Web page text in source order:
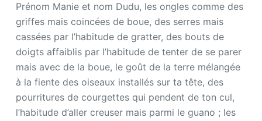
Prénom Manie et nom Dudu, les ongles comme des
griffes mais coincées de boue, des serres mais
cassées par l’habitude de gratter, des bouts de
doigts affaiblis par l’habitude de tenter de se parer
mais avec de la boue, le goût de la terre mélangée
à la fiente des oiseaux installés sur ta tête, des
pourritures de courgettes qui pendent de ton cul,
l’habitude d’aller creuser mais parmi le guano ; les